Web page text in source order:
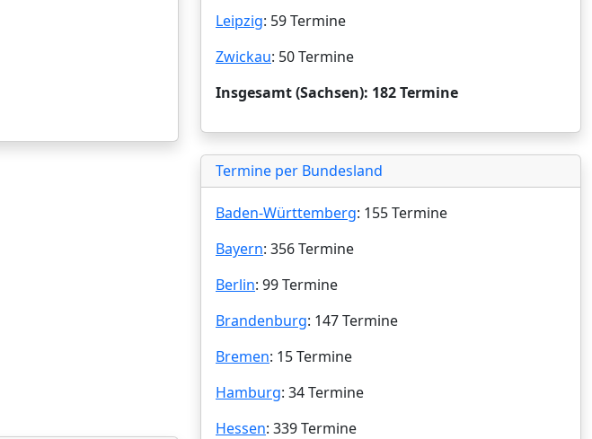
Leipzig: 59 Termine
Zwickau: 50 Termine
Insgesamt (Sachsen): 182 Termine
Termine per Bundesland
Baden-Württemberg: 155 Termine
Bayern: 356 Termine
Berlin: 99 Termine
Brandenburg: 147 Termine
Bremen: 15 Termine
Hamburg: 34 Termine
Hessen: 339 Termine